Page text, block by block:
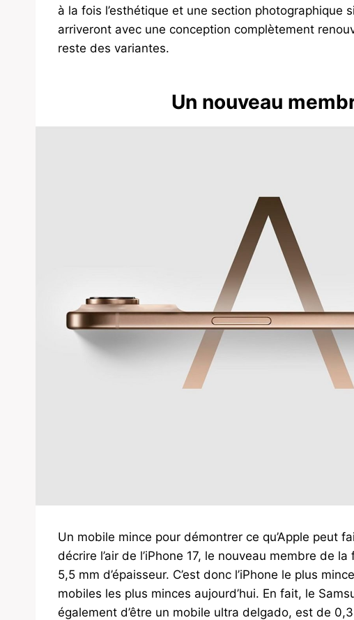
à la fois l’esthétique et une section photographique
arriveront avec une conception complètement
reste des variantes.
Un nouveau
Un mobile mince pour démontrer ce qu’Apple peut
décrire l’air de l’iPhone 17, le nouveau membre de
5,5 mm d’épaisseur. C’est donc l’iPhone le plus
mobiles les plus minces aujourd’hui. En fait, le
également d’être un mobile ultra delgado, est de